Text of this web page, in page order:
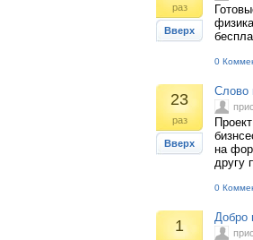
раз
Вверх
0
23
раз
Вверх
Слово
на
другу
0
1 Добро